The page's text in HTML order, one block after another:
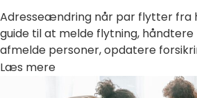
Adresseændring når par flytter fra
guide til at melde flytning, håndtere
afmelde personer, opdatere
Læs mere